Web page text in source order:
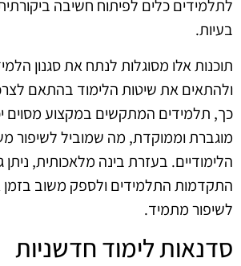
לתלמידים כלים לפיתוח חשיבה ביקורתית
בעיות.
תוכנות אלו מסוגלות לנתח את סגנון
ולהתאים את שיטות הלימוד בהתאם
כך, תלמידים המתקשים במקצוע מסוים
מוגברת וממוקדת, מה שמוביל לשיפור
הלימודיים. בעזרת בינה מלאכותית,
התקדמות התלמידים ולספק משוב בזמן
לשיפור מתמיד.
סדנאות לימוד חדשניות